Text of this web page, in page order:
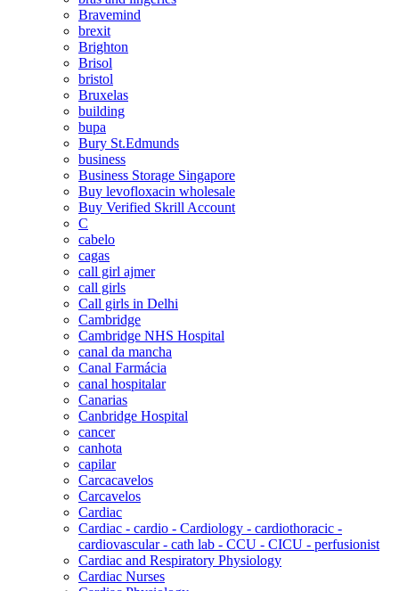
Bravemind
brexit
Brighton
Brisol
bristol
Bruxelas
building
bupa
Bury St.Edmunds
business
Business Storage Singapore
Buy levofloxacin wholesale
Buy Verified Skrill Account
C
cabelo
cagas
call girl ajmer
call girls
Call girls in Delhi
Cambridge
Cambridge NHS Hospital
canal da mancha
Canal Farmácia
canal hospitalar
Canarias
Canbridge Hospital
cancer
canhota
capilar
Carcacavelos
Carcavelos
Cardiac
Cardiac - cardio - Cardiology - cardiothoracic -
cardiovascular - cath lab - CCU - CICU - perfusionist
Cardiac and Respiratory Physiology
Cardiac Nurses